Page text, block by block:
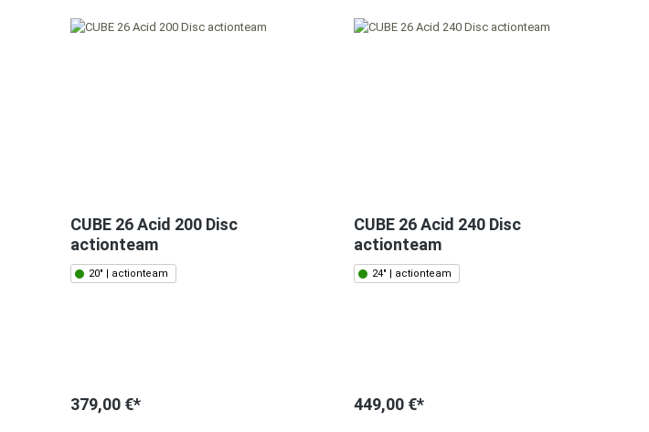
CUBE 26 Acid 200 Disc
actionteam
20" | actionteam
379,00 €*
CUBE 26 Acid 240 Disc
actionteam
24" | actionteam
449,00 €*